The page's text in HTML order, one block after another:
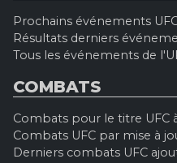
Prochains événements
Résultats derniers
Tous les événements de
COMBATS
Combats pour le titre UFC
Combats UFC par mise à
Derniers combats UFC